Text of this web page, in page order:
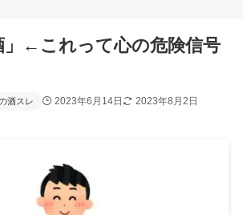
」←これって心の危険信号
酒スレ 2023年6月14日
2023年8月2日